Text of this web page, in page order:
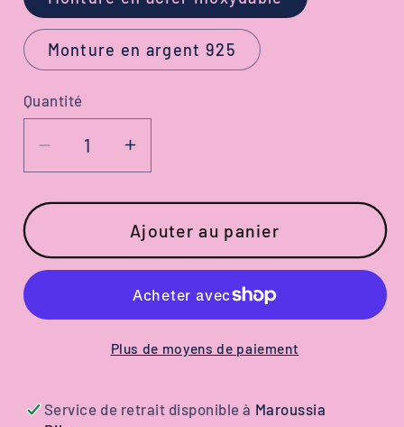
Blanc
Bleu
Clair
Rose
Foncé
Jaune
Monture en argent 925
Quantité
Réduire
la
quantité
Boucles
d&#39;Oreilles
Haribo
14
Augmenter
la
quantité
de
Boucles
d&#39;Oreilles
Ourson
Haribo
Kawaii
14
Ajouter au panier
Plus de moyens de paiement
Service de retrait disponible à Maroussia